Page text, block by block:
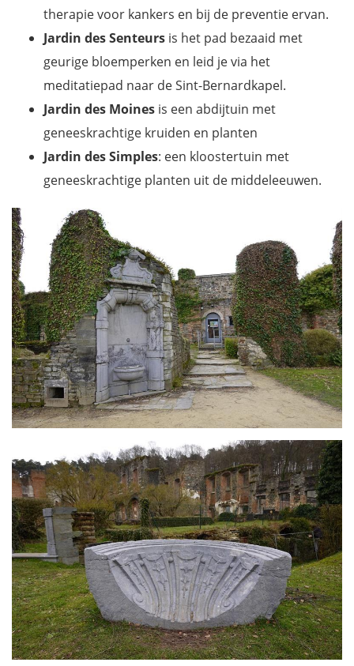
therapie voor kankers en bij de preventie ervan.
Jardin des Senteurs is het pad bezaaid met
geurige bloemperken en leid je via het
meditatiepad naar de Sint-Bernardkapel.
Jardin des Moines is een abdijtuin met
geneeskrachtige kruiden en planten
Jardin des Simples: een kloostertuin met
geneeskrachtige planten uit de middeleeuwen.